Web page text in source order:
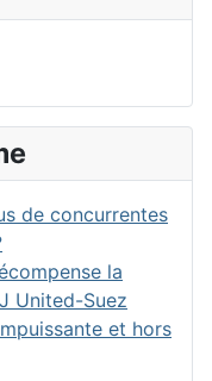
de concurrentes
la
United-Suez
et hors